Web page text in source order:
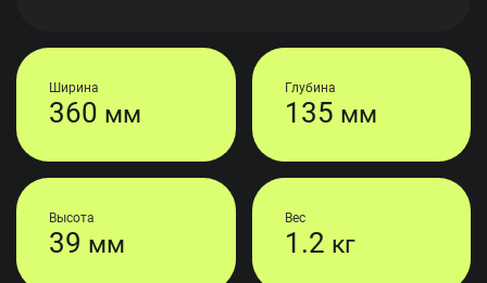
Ширина
360 мм
Глубина
135 мм
Высота
39 мм
Вес
1.2 кг